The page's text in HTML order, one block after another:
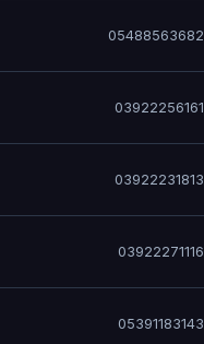
05488563682
03922256161
03922231813
03922271116
05391183143